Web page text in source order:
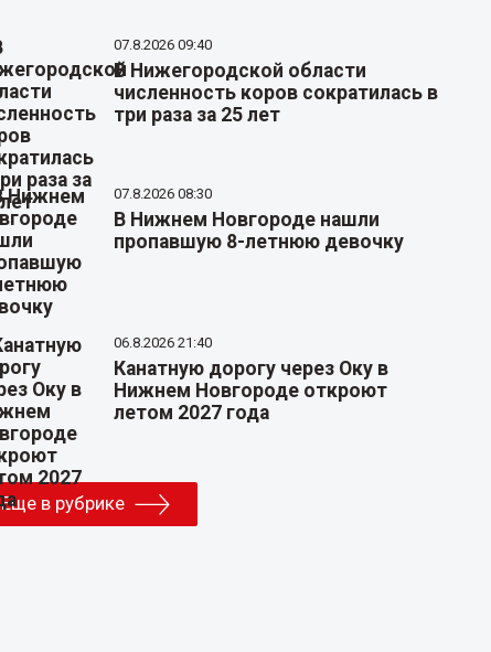
07.8.2026 09:40
В Нижегородской области
численность коров сократилась в
три раза за 25 лет
07.8.2026 08:30
В Нижнем Новгороде нашли
пропавшую 8-летнюю девочку
06.8.2026 21:40
Канатную дорогу через Оку в
Нижнем Новгороде откроют
летом 2027 года
Еще в рубрике